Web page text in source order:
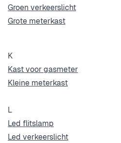
Groen verkeerslicht
Grote meterkast
K
Kast voor gasmeter
Kleine meterkast
L
Led flitslamp
Led verkeerslicht